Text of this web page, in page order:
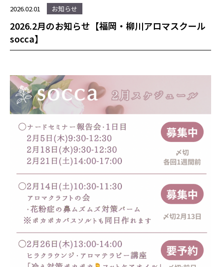
2026.02.01 お知らせ
2026.2月のお知らせ【福岡・柳川アロマスクール
socca】